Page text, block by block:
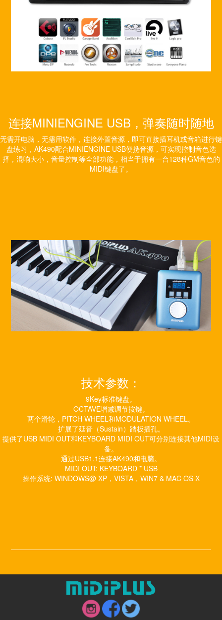
连接MINIENGINE USB，弹奏随时随地
无需开电脑，无需用软件，连接外置音源，即可直接插耳机或音箱进行键
盘练习，AK490配合MINIENGINE USB便携音源，可实现控制音色选
择，混响大小，音量控制等全部功能，相当于拥有一台128种GM音色的
MIDI键盘了。
技术参数：
9Key标准键盘。
OCTAVE增减调节按键。
两个滑轮，PITCH WHEEL和MODULATION WHEEL。
扩展了延音（Sustain）踏板插孔。
提供了USB MIDI OUT和KEYBOARD MIDI OUT可分别连接其他MIDI设
备。
通过USB1.1连接AK490和电脑。
MIDI OUT: KEYBOARD * USB
操作系统: WINDOWS@ XP，VISTA，WIN7 & MAC OS X